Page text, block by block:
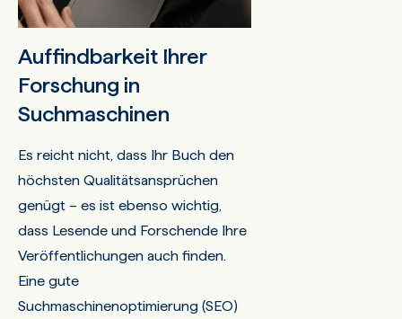
Auffindbarkeit Ihrer
Forschung in
Suchmaschinen
Es reicht nicht, dass Ihr Buch den
höchsten Qualitätsansprüchen
genügt – es ist ebenso wichtig,
dass Lesende und Forschende Ihre
Veröffentlichungen auch finden.
Eine gute
Suchmaschinenoptimierung (SEO)